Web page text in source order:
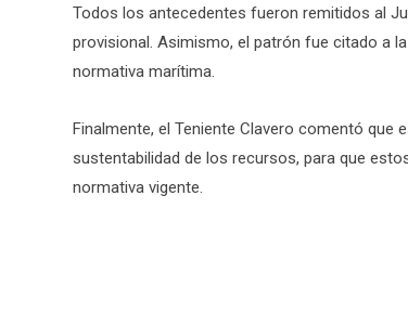
Todos los antecedentes fueron remitidos al
provisional. Asimismo, el patrón fue citado a
normativa marítima.
Finalmente, el Teniente Clavero comentó que
sustentabilidad de los recursos, para que
normativa vigente.